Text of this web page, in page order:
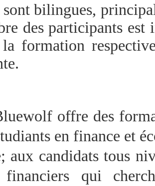
bilingues,
des participants
formation
offre des
en finance et
aux candidats tous
financiers qui